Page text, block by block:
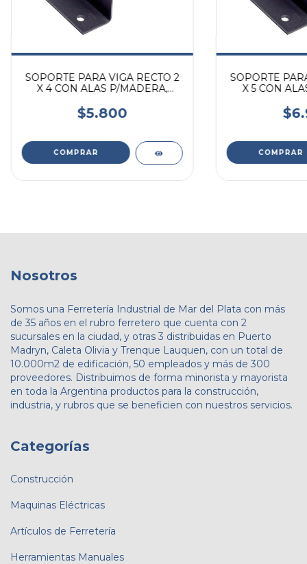
SOPORTE PARA VIGA RECTO 2
X 4 CON ALAS P/MADERA,
$5.800
SOPORTE
X 5 CON
Nosotros
Somos una Ferretería Industrial de Mar del Plata con más
de 35 años en el rubro ferretero que cuenta con 2
sucursales en la ciudad, y otras 3 distribuidas en Puerto
Madryn, Caleta Olivia y Trenque Lauquen, con un total de
10.000m2 de edificación, 50 empleados y más de 300
proveedores. Distribuimos de forma minorista y mayorista
en toda la Argentina productos para la construcción,
industria, y rubros que se beneficien con nuestros servicios.
Categorías
Construcción
Maquinas Eléctricas
Artículos de Ferretería
Herramientas Manuales